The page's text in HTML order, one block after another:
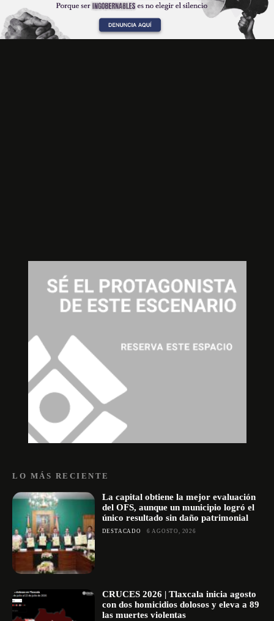
LO MÁS RECIENTE
La capital obtiene la mejor evaluación
del OFS, aunque un municipio logró el
único resultado sin daño patrimonial
DESTACADO 6 AGOSTO, 2026
CRUCES 2026 | Tlaxcala inicia agosto
con dos homicidios dolosos y eleva a 89
las muertes violentas